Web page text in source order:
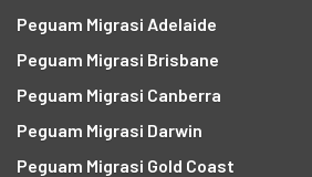
Peguam Migrasi Adelaide
Peguam Migrasi Brisbane
Peguam Migrasi Canberra
Peguam Migrasi Darwin
Peguam Migrasi Gold Coast